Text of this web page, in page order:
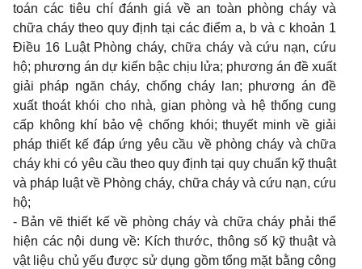
toán các tiêu chí đánh giá về an toàn phòng cháy và
chữa cháy theo quy định tại các điểm a, b và c khoản 1
Điều 16 Luật Phòng cháy, chữa cháy và cứu nạn, cứu
hộ; phương án dự kiến bậc chịu lửa; phương án đề xuất
giải pháp ngăn cháy, chống cháy lan; phương án đề
xuất thoát khói cho nhà, gian phòng và hệ thống cung
cấp không khí bảo vệ chống khói; thuyết minh về giải
pháp thiết kế đáp ứng yêu cầu về phòng cháy và chữa
cháy khi có yêu cầu theo quy định tại quy chuẩn kỹ thuật
và pháp luật về Phòng cháy, chữa cháy và cứu nạn, cứu
hộ;
- Bản vẽ thiết kế về phòng cháy và chữa cháy phải thể
hiện các nội dung về: Kích thước, thông số kỹ thuật và
vật liệu chủ yếu được sử dụng gồm tổng mặt bằng công